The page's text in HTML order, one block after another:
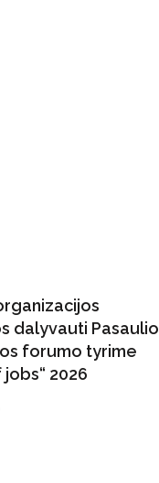
dalyvauti Pasaulio
forumo tyrime
2026